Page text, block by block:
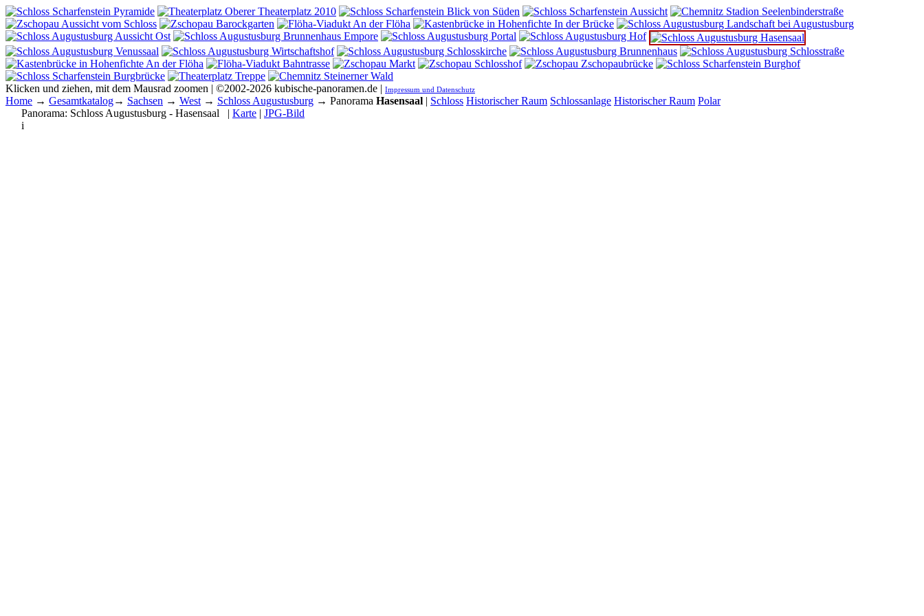
Klicken und ziehen, mit dem Mausrad zoomen | ©2002-2026 kubische-panoramen.de | Impressum und Datenschutz
Home → Gesamtkatalog→ Sachsen → West → Schloss Augustusburg → Panorama Hasensaal | Schloss Historischer Raum Schlossanlage Historischer Raum Polar
Panorama: Schloss Augustusburg - Hasensaal | Karte | JPG-Bild
i